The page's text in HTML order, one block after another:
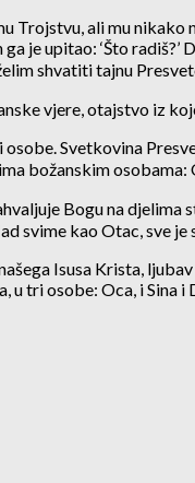
Trojstvu, ali mu
je upitao: ‘Što
shvatiti tajnu
vjere, otajstvo iz
Svetkovina
božanskim osobama:
Bogu na
svime kao Otac, sve
Isusa Krista,
tri osobe: Oca, i Sina